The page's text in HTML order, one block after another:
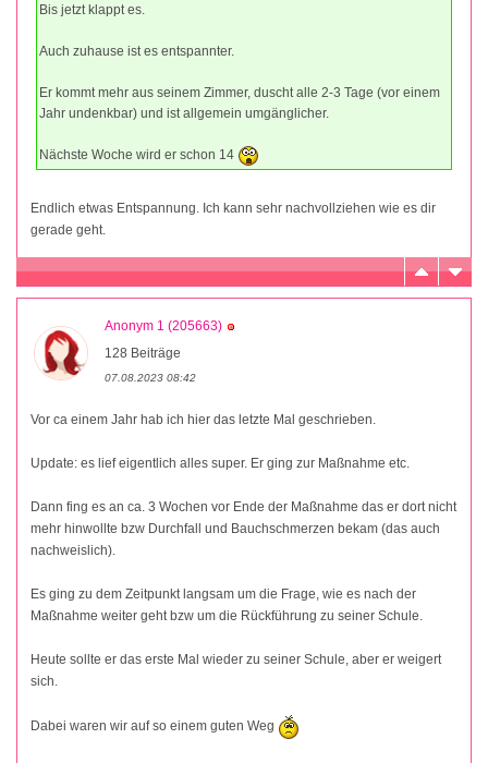
Bis jetzt klappt es.
Auch zuhause ist es entspannter.
Er kommt mehr aus seinem Zimmer, duscht alle 2-3 Tage (vor einem
Jahr undenkbar) und ist allgemein umgänglicher.
Nächste Woche wird er schon 14
Endlich etwas Entspannung. Ich kann sehr nachvollziehen wie es dir
gerade geht.
Anonym 1 (205663)
128 Beiträge
07.08.2023 08:42
Vor ca einem Jahr hab ich hier das letzte Mal geschrieben.
Update: es lief eigentlich alles super. Er ging zur Maßnahme etc.
Dann fing es an ca. 3 Wochen vor Ende der Maßnahme das er dort nicht
mehr hinwollte bzw Durchfall und Bauchschmerzen bekam (das auch
nachweislich).
Es ging zu dem Zeitpunkt langsam um die Frage, wie es nach der
Maßnahme weiter geht bzw um die Rückführung zu seiner Schule.
Heute sollte er das erste Mal wieder zu seiner Schule, aber er weigert
sich.
Dabei waren wir auf so einem guten Weg